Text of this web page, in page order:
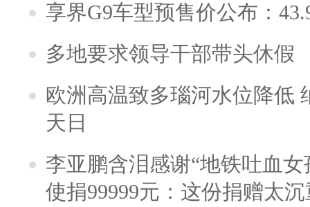
享界G9车型预售价公布：
多地要求领导干部带头休假
欧洲高温致多瑙河水位降低
天日
李亚鹏含泪感谢“地铁吐血
使捐99999元：这份捐赠太